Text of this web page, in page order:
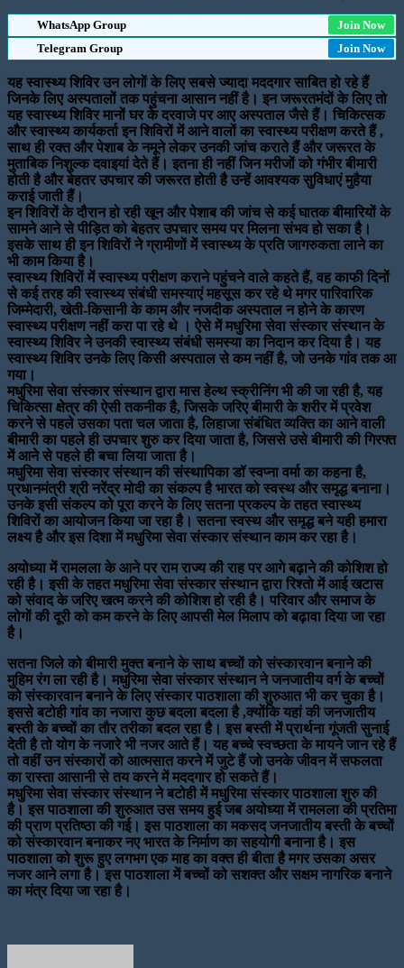
WhatsApp Group
Join Now
Telegram Group
Join Now
यह स्वास्थ्य शिविर उन लोगों के लिए सबसे ज्यादा मददगार साबित हो रहे हैं
जिनके लिए अस्पतालों तक पहुंचना आसान नहीं है। इन जरूरतमंदों के लिए तो
यह स्वास्थ्य शिविर मानों घर के दरवाजे पर आए अस्पताल जैसे हैं। चिकित्सक
और स्वास्थ्य कार्यकर्ता इन शिविरों में आने वालों का स्वास्थ्य परीक्षण करते हैं ,
साथ ही रक्त और पेशाब के नमूने लेकर उनकी जांच कराते हैं और जरूरत के
मुताबिक निशुल्क दवाइयां देते हैं। इतना ही नहीं जिन मरीजों को गंभीर बीमारी
होती है और बेहतर उपचार की जरूरत होती है उन्हें आवश्यक सुविधाएं मुहैया
कराई जाती हैं।
इन शिविरों के दौरान हो रही खून और पेशाब की जांच से कई घातक बीमारियों के
सामने आने से पीड़ित को बेहतर उपचार समय पर मिलना संभव हो सका है।
इसके साथ ही इन शिविरों ने ग्रामीणों में स्वास्थ्य के प्रति जागरुकता लाने का
भी काम किया है।
स्वास्थ्य शिविरों में स्वास्थ्य परीक्षण कराने पहुंचने वाले कहते हैं, वह काफी दिनों
से कई तरह की स्वास्थ्य संबंधी समस्याएं महसूस कर रहे थे मगर पारिवारिक
जिम्मेदारी, खेती-किसानी के काम और नजदीक अस्पताल न होने के कारण
स्वास्थ्य परीक्षण नहीं करा पा रहे थे । ऐसे में मधुरिमा सेवा संस्कार संस्थान के
स्वास्थ्य शिविर ने उनकी स्वास्थ्य संबंधी समस्या का निदान कर दिया है। यह
स्वास्थ्य शिविर उनके लिए किसी अस्पताल से कम नहीं है, जो उनके गांव तक आ
गया।
मधुरिमा सेवा संस्कार संस्थान द्वारा मास हेल्थ स्क्रीनिंग भी की जा रही है, यह
चिकित्सा क्षेत्र की ऐसी तकनीक है, जिसके जरिए बीमारी के शरीर में प्रवेश
करने से पहले उसका पता चल जाता है, लिहाजा संबंधित व्यक्ति का आने वाली
बीमारी का पहले ही उपचार शुरु कर दिया जाता है, जिससे उसे बीमारी की गिरफ्त
में आने से पहले ही बचा लिया जाता है।
मधुरिमा सेवा संस्कार संस्थान की संस्थापिका डॉ स्वप्ना वर्मा का कहना है,
प्रधानमंत्री श्री नरेंद्र मोदी का संकल्प है भारत को स्वस्थ और समृद्ध बनाना।
उनके इसी संकल्प को पूरा करने के लिए सतना प्रकल्प के तहत स्वास्थ्य
शिविरों का आयोजन किया जा रहा है। सतना स्वस्थ और समृद्ध बने यही हमारा
लक्ष्य है और इस दिशा में मधुरिमा सेवा संस्कार संस्थान काम कर रहा है।
अयोध्या में रामलला के आने पर राम राज्य की राह पर आगे बढ़ाने की कोशिश हो
रही है। इसी के तहत मधुरिमा सेवा संस्कार संस्थान द्वारा रिश्तो में आई खटास
को संवाद के जरिए खत्म करने की कोशिश हो रही है। परिवार और समाज के
लोगों की दूरी को कम करने के लिए आपसी मेल मिलाप को बढ़ावा दिया जा रहा
है।
सतना जिले को बीमारी मुक्त बनाने के साथ बच्चों को संस्कारवान बनाने की
मुहिम रंग ला रही है। मधुरिमा सेवा संस्कार संस्थान ने जनजातीय वर्ग के बच्चों
को संस्कारवान बनाने के लिए संस्कार पाठशाला की शुरुआत भी कर चुका है।
इससे बटोही गांव का नजारा कुछ बदला बदला है ,क्योंकि यहां की जनजातीय
बस्ती के बच्चों का तौर तरीका बदल रहा है। इस बस्ती में प्रार्थना गूंजती सुनाई
देती है तो योग के नजारे भी नजर आते हैं। यह बच्चे स्वच्छता के मायने जान रहे हैं
तो वहीं उन संस्कारों को आत्मसात करने में जुटे हैं जो उनके जीवन में सफलता
का रास्ता आसानी से तय करने में मददगार हो सकते हैं।
मधुरिमा सेवा संस्कार संस्थान ने बटोही में मधुरिमा संस्कार पाठशाला शुरु की
है। इस पाठशाला की शुरुआत उस समय हुई जब अयोध्या में रामलला की प्रतिमा
की प्राण प्रतिष्ठा की गई। इस पाठशाला का मकसद जनजातीय बस्ती के बच्चों
को संस्कारवान बनाकर नए भारत के निर्माण का सहयोगी बनाना है। इस
पाठशाला को शुरू हुए लगभग एक माह का वक्त ही बीता है मगर उसका असर
नजर आने लगा है। इस पाठशाला में बच्चों को सशक्त और सक्षम नागरिक बनाने
का मंत्र दिया जा रहा है।